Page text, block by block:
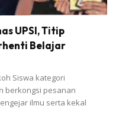
disayangi dan
seorang lagi
UPSI, Titip
Belajar
Siswa kategori
berkongsi pesanan
ilmu serta kekal